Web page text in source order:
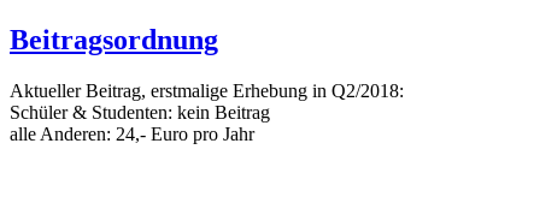
Beitragsordnung
Aktueller Beitrag, erstmalige Erhebung in Q2/2018:
Schüler & Studenten: kein Beitrag
alle Anderen: 24,- Euro pro Jahr